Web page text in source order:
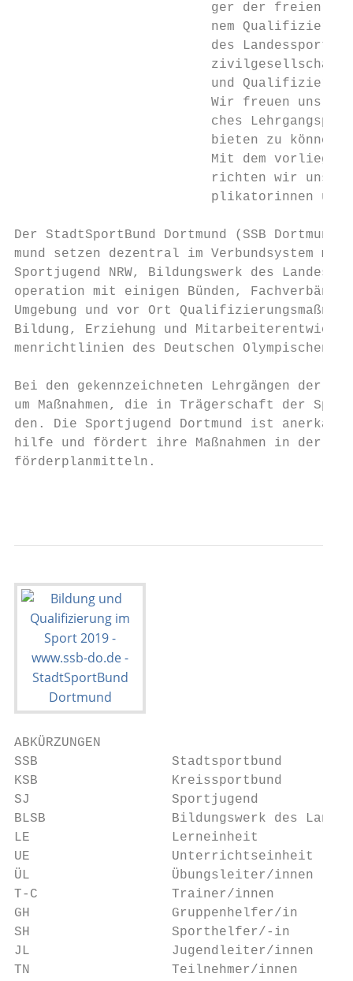
ger der freien
nem
des
und
Wir freuen uns,
ches
                         bieten zu können.
Mit dem
richten wir uns
plikatorinnen und
Der StadtSportBund Dortmund (SSB
mund setzen dezentral im Verbundsystem mit
Sportjugend NRW, Bildungswerk des
operation mit einigen Bünden,
Umgebung und vor Ort
Bildung, Erziehung und
menrichtlinien des Deutschen Olympischen
Bei den gekennzeichneten Lehrgängen der
um Maßnahmen, die in Trägerschaft der
den. Die Sportjugend Dortmund ist
hilfe und fördert ihre Maßnahmen in der
förderplanmitteln.
ABKÜRZUNGEN
SSB                 Stadtsportbund
KSB                 Kreissportbund
SJ                  Sportjugend
BLSB                Bildungswerk des
LE                  Lerneinheit
UE                  Unterrichtseinheit
ÜL                  Übungsleiter/innen
T-C                 Trainer/innen
GH                  Gruppenhelfer/in
SH                  Sporthelfer/-in
JL                  Jugendleiter/innen
TN                  Teilnehmer/innen